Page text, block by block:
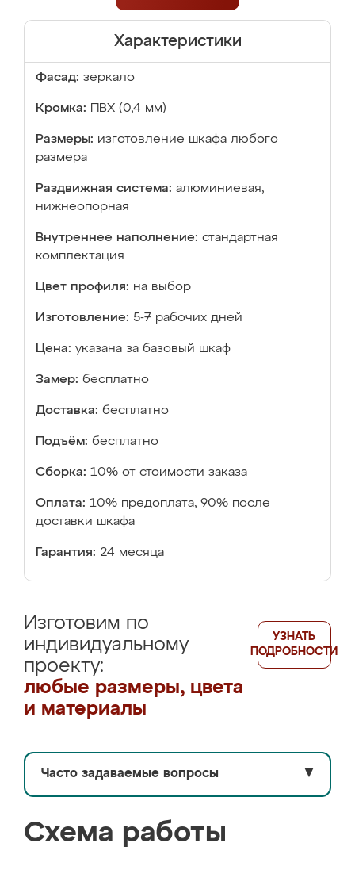
Характеристики
Фасад: зеркало
Кромка: ПВХ (0,4 мм)
Размеры: изготовление шкафа любого
размера
Раздвижная система: алюминиевая,
нижнеопорная
Внутреннее наполнение: стандартная
комплектация
Цвет профиля: на выбор
Изготовление: 5-7 рабочих дней
Цена: указана за базовый шкаф
Замер: бесплатно
Доставка: бесплатно
Подъём: бесплатно
Сборка: 10% от стоимости заказа
Оплата: 10% предоплата, 90% после
доставки шкафа
Гарантия: 24 месяца
Изготовим по
индивидуальному
проекту:
любые размеры, цвета
и материалы
УЗНАТЬ
ПОДРОБНОСТИ
Часто задаваемые вопросы ▼
Схема работы